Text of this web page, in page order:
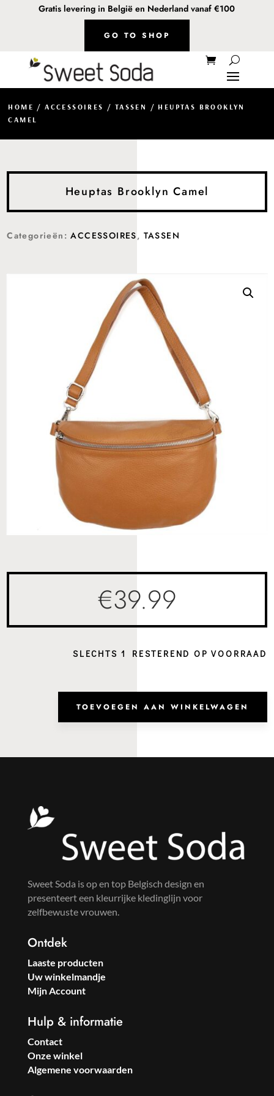
Gratis levering in België en Nederland vanaf €100
GO TO SHOP
HOME /ACCESSOIRES / TASSEN
/ HEUPTAS BROOKLYN
CAMEL
Heuptas Brooklyn Camel
Categorieën:ACCESSOIRES, TASSEN
€39.99
SLECHTS 1 RESTEREND OP VOORRAAD
TOEVOEGEN AAN WINKELWAGEN
Sweet Soda is op en top Belgisch design en
presenteert een kleurrijke kledinglijn voor
zelfbewuste vrouwen.
Ontdek
Laaste producten
Uw winkelmandje
Mijn Account
Hulp & informatie
Contact
Onze winkel
Algemene voorwaarden